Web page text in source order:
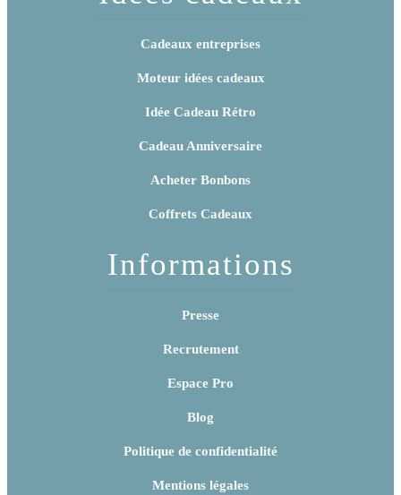
Cadeaux entreprises
Moteur idées cadeaux
Idée Cadeau Rétro
Cadeau Anniversaire
Acheter Bonbons
Coffrets Cadeaux
Informations
Presse
Recrutement
Espace Pro
Blog
Politique de confidentialité
Mentions légales